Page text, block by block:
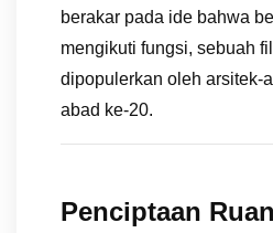
berakar pada ide bahwa
mengikuti fungsi, sebuah
dipopulerkan oleh arsitek-
abad ke-20.
Penciptaan